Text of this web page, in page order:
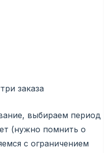
заказа
выбираем период
(нужно помнить о
с ограничением